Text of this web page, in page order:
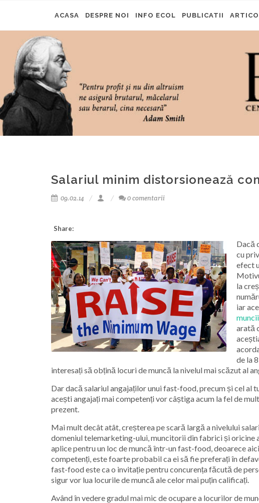
ACASA DESPRE NOI INFO ECOL PUBLICATII
Salariul minim distorsionează
09.02.14 0 comentarii
Share:
Dacă
cu
efect
la
iar
arată
de la
interesați să obțină locuri de muncă la nivelul mai scăzut al
Dar dacă salariul angajaților unui fast-food, precum și cel al
acești angajați mai competenți vor câștiga acum la fel de
prezent.
Mai mult decât atât, creșterea pe scară largă a nivelului
domeniul telemarketing-ului, muncitorii din fabrici și oricine
aplice pentru un loc de muncă într-un fast-food, deoarece
competenți, este foarte probabil ca ei să fie preferați în
fast-food este ca o invitație pentru concurența făcută de
sigur vor lua locurile de muncă ale celor mai puțin calificați.
Având în vedere gradul mai mic de ocupare a locurilor de